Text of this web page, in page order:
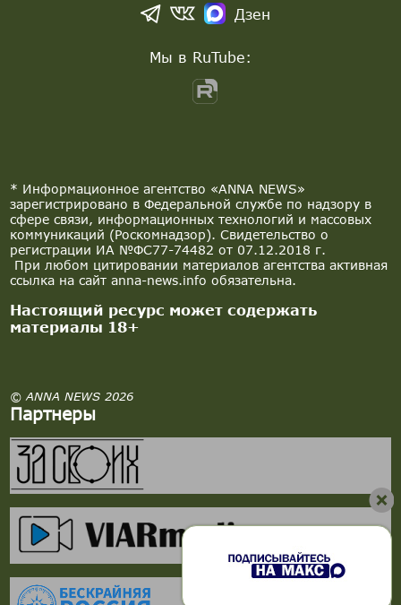
* Информационное агентство «ANNA NEWS»
зарегистрировано в Федеральной службе по надзору в
сфере связи, информационных технологий и массовых
коммуникаций (Роскомнадзор). Свидетельство о
регистрации ИА №ФС77-74482 от 07.12.2018 г.
При любом цитировании материалов агентства активная
ссылка на сайт anna-news.info обязательна.
Настоящий ресурс может содержать
материалы 18+
© ANNA NEWS 2026
Партнеры
Дзен
Мы в RuTube: